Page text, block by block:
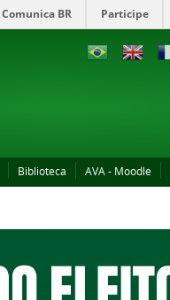
Comunica BR Participe
Biblioteca AVA - Moodle